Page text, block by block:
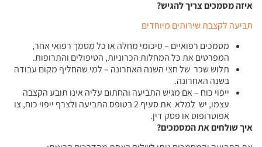
איזה מסמכים צריך להגיש?
תביעה לקצבת שירותים מיוחדים
מסמכים רפואיים – סיכומי מחלה או כל מסמך רפואי אחר,
המפרטים את כל המחלות הכרוניות, הטיפולים והתרופות.
תלוש שכר של חצי השנה האחרונה – למי שהחליף מקום עבודה
בשנה האחרונה.
ייפוי כוח – אם מגיש התביעה והחתום עליה אינו תובע הקצבה
עצמו, יש למלא את סעיף 2 בטופס התביעה ולצרף ייפוי כוח, צו
אפוטרופוס או פסק דין.
איך שולחים את המסמכים?